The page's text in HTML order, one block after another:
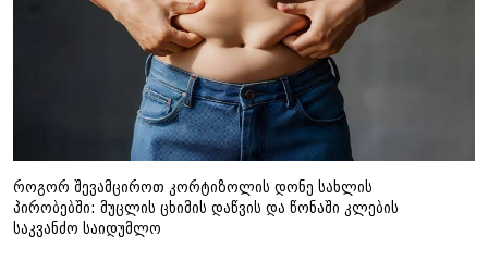
როგორ შევამციროთ კორტიზოლის დონე სახლის
პირობებში: მუცლის ცხიმის დაწვის და წონაში კლების
საკვანძო საიდუმლო